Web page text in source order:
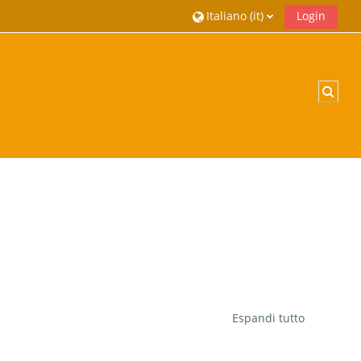
Italiano ‎(it)‎ Login
Espandi tutto